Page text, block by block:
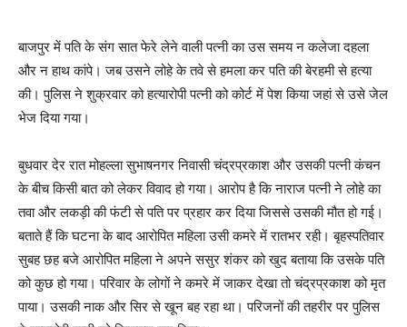
बाजपुर में पति के संग सात फेरे लेने वाली पत्नी का उस समय न कलेजा दहला
और न हाथ कांपे। जब उसने लोहे के तवे से हमला कर पति की बेरहमी से हत्या
की। पुलिस ने शुक्रवार को हत्यारोपी पत्नी को कोर्ट में पेश किया जहां से उसे जेल
भेज दिया गया।
बुधवार देर रात मोहल्ला सुभाषनगर निवासी चंद्रप्रकाश और उसकी पत्नी कंचन
के बीच किसी बात को लेकर विवाद हो गया। आरोप है कि नाराज पत्नी ने लोहे का
तवा और लकड़ी की फंटी से पति पर प्रहार कर दिया जिससे उसकी मौत हो गई।
बताते हैं कि घटना के बाद आरोपित महिला उसी कमरे में रातभर रही। बृहस्पतिवार
सुबह छह बजे आरोपित महिला ने अपने ससुर शंकर को खुद बताया कि उसके पति
को कुछ हो गया। परिवार के लोगों ने कमरे में जाकर देखा तो चंद्रप्रकाश को मृत
पाया। उसकी नाक और सिर से खून बह रहा था। परिजनों की तहरीर पर पुलिस